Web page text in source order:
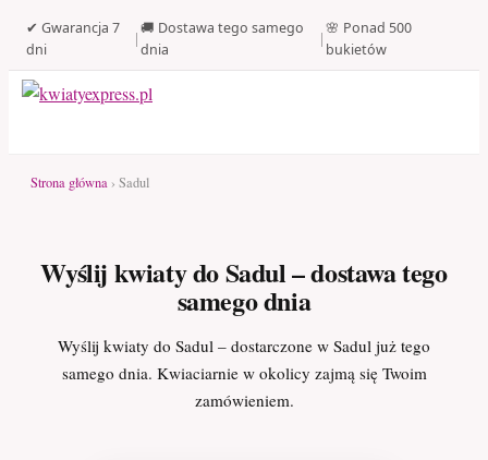
✔ Gwarancja 7
dni
|
🚚 Dostawa tego samego
dnia
|
🌸 Ponad 500
bukietów
Strona główna › Sadul
Wyślij kwiaty do Sadul – dostawa tego
samego dnia
Wyślij kwiaty do Sadul – dostarczone w Sadul już tego
samego dnia. Kwiaciarnie w okolicy zajmą się Twoim
zamówieniem.